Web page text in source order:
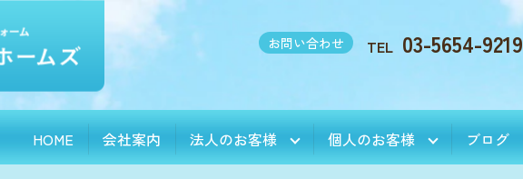
お問い合わせ TEL 03-5654-9219
HOME 会社案内 法人のお客様 個人のお客様 ブログ